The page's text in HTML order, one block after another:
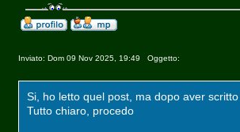
Inviato: Dom 09 Nov 2025, 19:49 Oggetto:
Si, ho letto quel post, ma dopo aver
Tutto chiaro, procedo